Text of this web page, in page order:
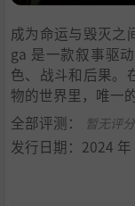
成为命运与毁灭之
ga 是一款叙事驱
色、战斗和后果。
物的世界里，唯一
全部评测：
暂无评
发行日期：2024 年